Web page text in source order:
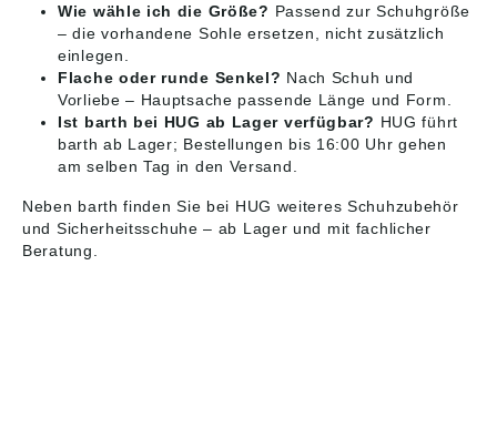
Wie wähle ich die Größe? Passend zur Schuhgröße
– die vorhandene Sohle ersetzen, nicht zusätzlich
einlegen.
Flache oder runde Senkel? Nach Schuh und
Vorliebe – Hauptsache passende Länge und Form.
Ist barth bei HUG ab Lager verfügbar? HUG führt
barth ab Lager; Bestellungen bis 16:00 Uhr gehen
am selben Tag in den Versand.
Neben barth finden Sie bei HUG weiteres Schuhzubehör
und Sicherheitsschuhe – ab Lager und mit fachlicher
Beratung.